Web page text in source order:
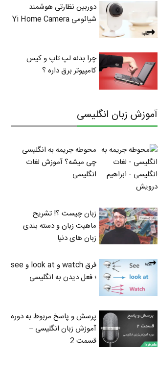
دوربین نظارتی هوشمند
شیائومی Yi Home Camera
چرا بدنه لپ تاپ و کیس
کامپیوتر برق داره ؟
آموزش زبان انگلیسی
محوطه جریمه به انگلیسی
چی میشه؟ آموزش لغات
انگلیسی
زبان چیست ؟! تشریح
ماهیت زبان و دسته بندی
زبان های دنیا
فرق watch و look at و see
؛ فعل دیدن به انگلیسی
پرسش و پاسخ مربوط به دوره
آموزش زبان انگلیسی –
قسمت 2